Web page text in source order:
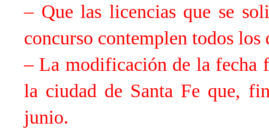
– Que las licencias que se
concurso contemplen todos los
– La modificación de la fecha
la ciudad de Santa Fe que,
junio.